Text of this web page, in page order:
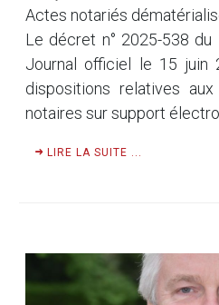
Actes notariés
Le décret n° 2025-538 du
Journal officiel le 15 juin
dispositions relatives
notaires sur support
LIRE LA SUITE ...